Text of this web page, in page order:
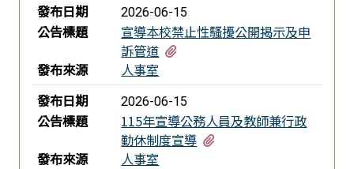
發布日期
2026-06-15
公告標題
宣導本校禁止性騷擾公開揭示及申
訴管道
發布來源
人事室
發布日期
2026-06-15
公告標題
115年宣導公務人員及教師兼行政
勤休制度宣導
發布來源
人事室